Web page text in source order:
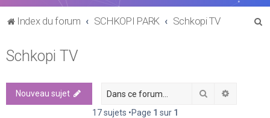
Index du forum SCHKOPI PARK Schkopi TV
Schkopi TV
Nouveau sujet Rechercher
17 sujets •Page 1 sur 1